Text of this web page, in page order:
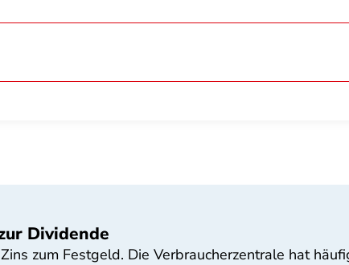
Dividende
zum Festgeld. Die Verbraucherzentrale hat